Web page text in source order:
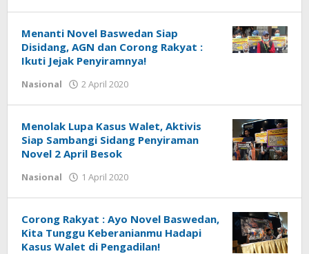
Menanti Novel Baswedan Siap
Disidang, AGN dan Corong Rakyat :
Ikuti Jejak Penyiramnya!
Nasional 2 April 2020
Menolak Lupa Kasus Walet, Aktivis
Siap Sambangi Sidang Penyiraman
Novel 2 April Besok
Nasional 1 April 2020
Corong Rakyat : Ayo Novel Baswedan,
Kita Tunggu Keberanianmu Hadapi
Kasus Walet di Pengadilan!